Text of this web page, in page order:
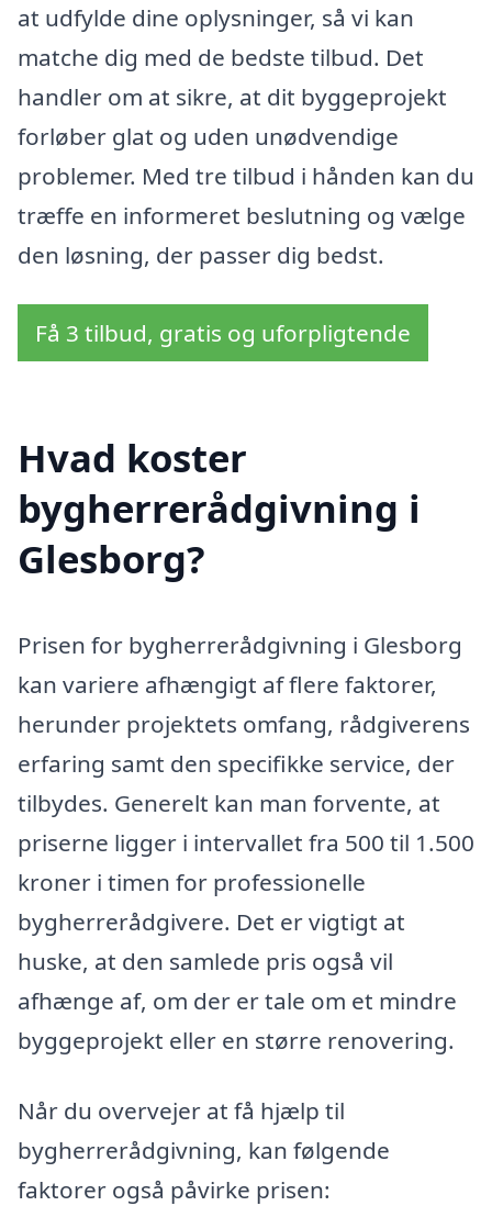
at udfylde dine oplysninger, så vi kan
matche dig med de bedste tilbud. Det
handler om at sikre, at dit byggeprojekt
forløber glat og uden unødvendige
problemer. Med tre tilbud i hånden kan du
træffe en informeret beslutning og vælge
den løsning, der passer dig bedst.
Få 3 tilbud, gratis og uforpligtende
Hvad koster
bygherrerådgivning i
Glesborg?
Prisen for bygherrerådgivning i Glesborg
kan variere afhængigt af flere faktorer,
herunder projektets omfang, rådgiverens
erfaring samt den specifikke service, der
tilbydes. Generelt kan man forvente, at
priserne ligger i intervallet fra 500 til 1.500
kroner i timen for professionelle
bygherrerådgivere. Det er vigtigt at
huske, at den samlede pris også vil
afhænge af, om der er tale om et mindre
byggeprojekt eller en større renovering.
Når du overvejer at få hjælp til
bygherrerådgivning, kan følgende
faktorer også påvirke prisen: